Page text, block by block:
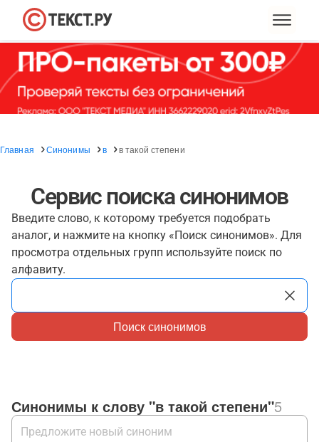
Главная Синонимы в в такой степени
Сервис поиска синонимов
Введите слово, к которому требуется подобрать
аналог, и нажмите на кнопку «Поиск синонимов». Для
просмотра отдельных групп используйте поиск по
алфавиту.
Поиск синонимов
Синонимы к слову "в такой степени"5